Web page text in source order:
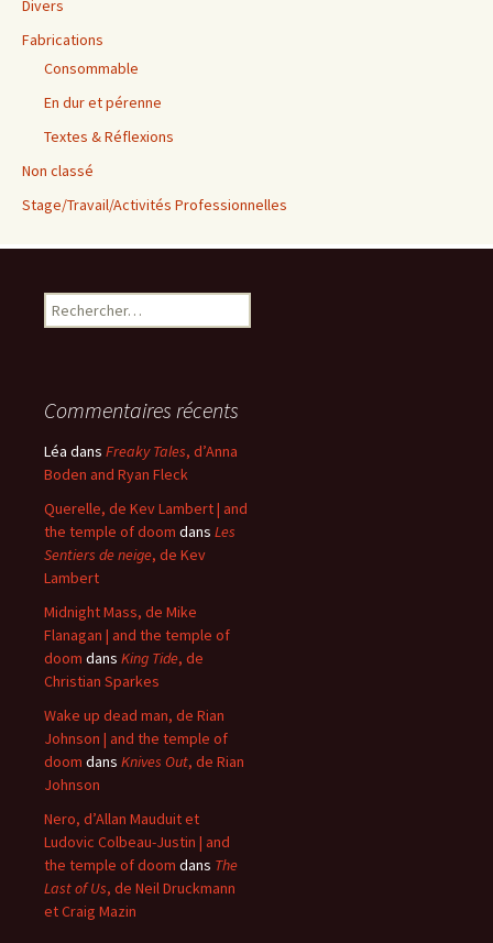
Divers
Fabrications
Consommable
En dur et pérenne
Textes & Réflexions
Non classé
Stage/Travail/Activités Professionnelles
Rechercher :
Commentaires récents
Léa dans Freaky Tales, d’Anna
Boden and Ryan Fleck
Querelle, de Kev Lambert | and
the temple of doom dans Les
Sentiers de neige, de Kev
Lambert
Midnight Mass, de Mike
Flanagan | and the temple of
doom dans King Tide, de
Christian Sparkes
Wake up dead man, de Rian
Johnson | and the temple of
doom dans Knives Out, de Rian
Johnson
Nero, d’Allan Mauduit et
Ludovic Colbeau-Justin | and
the temple of doom dans The
Last of Us, de Neil Druckmann
et Craig Mazin